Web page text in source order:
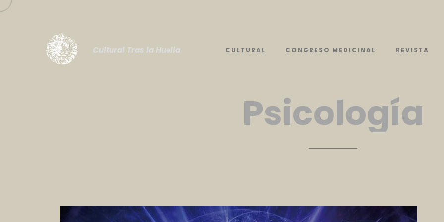
Cultural Tras la Huella CULTURAL CONGRESO MEDICINAL REVISTA
Psicología